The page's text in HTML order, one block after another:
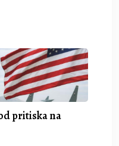
pritiska na